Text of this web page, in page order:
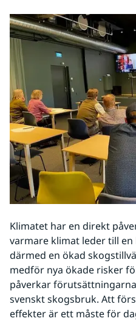
Klimatet har en direkt
varmare klimat leder till
därmed en ökad
medför nya ökade risker
påverkar
svenskt skogsbruk. Att
effekter är ett måste för